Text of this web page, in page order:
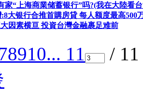
家“上海商業储蓄银行”吗?(我在大陸看
大银行合推首購房貸 每人额度最高500
因素横亘 投資台灣金融裹足难前
8910... 11 /